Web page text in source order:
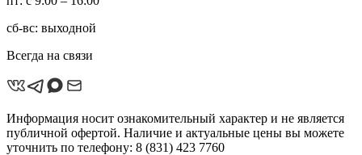
сб-вс: выходной
Всегда на связи
Информация носит ознакомительный характер и не является
публичной офертой. Наличие и актуальные цены вы можете
уточнить по телефону: 8 (831) 423 7760